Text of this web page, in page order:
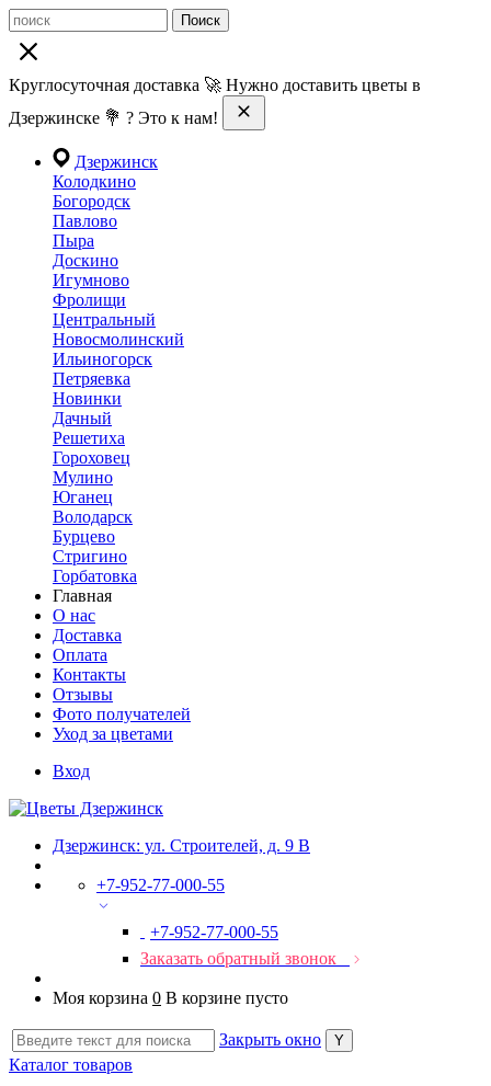
Поиск
Круглосуточная доставка 🚀 Нужно доставить цветы в
Дзержинске 💐 ? Это к нам!
Дзержинск
Колодкино
Богородск
Павлово
Пыра
Доскино
Игумново
Фролищи
Центральный
Новосмолинский
Ильиногорск
Петряевка
Новинки
Дачный
Решетиха
Гороховец
Мулино
Юганец
Володарск
Бурцево
Стригино
Горбатовка
Главная
О нас
Доставка
Оплата
Контакты
Отзывы
Фото получателей
Уход за цветами
Вход
Дзержинск: ул. Строителей, д. 9 В
+7-952-77-000-55
+7-952-77-000-55
Заказать обратный звонок
Моя корзина 0 В корзине пусто
Закрыть окно
Каталог товаров